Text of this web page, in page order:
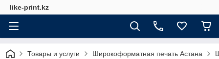
like-print.kz
Товары и услуги Широкоформатная печать Астана